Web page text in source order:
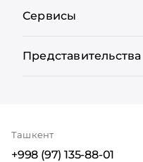
Сервисы
Представительства
Ташкент
+998 (97) 135-88-01